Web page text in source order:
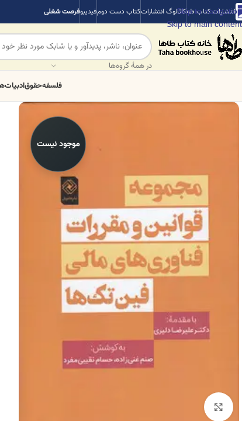
Skip to navigation
Skip to main content
انتشارات کتاب طهکاتالوگ انتشاراتکتاب دست دومفیدیبوفرصت شغلی
در همهٔ گروه‌ها
فلسفهحقوقادبیات
موجود نیست